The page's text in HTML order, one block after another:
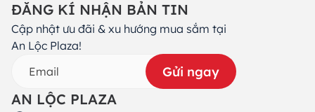
ĐĂNG KÍ NHẬN BẢN TIN
Cập nhật ưu đãi & xu hướng mua sắm tại
An Lộc Plaza!
Gửi ngay
AN LỘC PLAZA